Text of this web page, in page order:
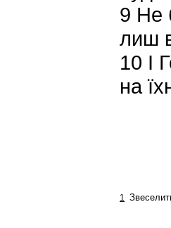
9 Не
лиш
10 І
на
1